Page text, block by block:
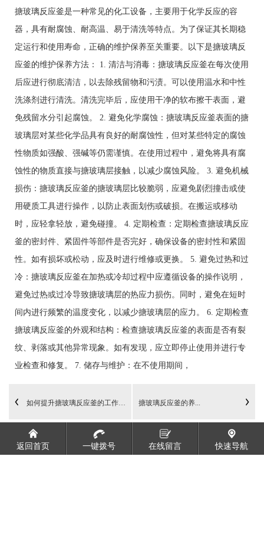
搪玻璃反应釜是一种常见的化工设备，主要用于化学反应的容
器，具有耐腐蚀、耐高温、易于清洗等特点。为了保证其长期稳
定运行和使用寿命，正确的维护保养至关重要。以下是搪玻璃反
应釜的维护保养方法： 1. 清洁与消毒：搪玻璃反应釜在每次使用
后应进行彻底清洁，以去除残留物和污渍。可以使用温水和中性
洗涤剂进行清洗。清洗完毕后，应使用干净的软布擦干表面，避
免残留水分引起腐蚀。 2. 避免化学腐蚀：搪玻璃反应釜表面的搪
玻璃层对某些化学品具有良好的耐腐蚀性，但对某些特定的腐蚀
性物质如强酸、强碱等仍需谨慎。在使用过程中，避免将具有腐
蚀性的物质直接与搪玻璃层接触，以减少腐蚀风险。 3. 避免机械
损伤：搪玻璃反应釜的搪玻璃层比较脆弱，应避免剧烈撞击或使
用硬质工具进行操作，以防止表面划伤或破损。在搬运或移动
时，应轻拿轻放，避免碰撞。 4. 定期检查：定期检查搪玻璃反应
釜的密封件、紧固件等部件是否完好，确保设备的密封性和紧固
性。如有损坏或松动，应及时进行维修或更换。 5. 避免过热和过
冷：搪玻璃反应釜在加热或冷却过程中应遵循设备的操作说明，
避免过热或过冷导致搪玻璃层的热应力损伤。同时，避免在短时
间内进行频繁的温度变化，以减少搪玻璃层的应力。 6. 定期检查
搪玻璃反应釜的外观和结构：检查搪玻璃反应釜的表面是否有裂
纹、剥落或其他异常现象。如有发现，应立即停止使用并进行专
业检查和修复。 7. 储存与维护：在不使用期间，
如何提升搪玻璃反应釜的工作效率？搪玻璃反应釜的养...
返回首页 一键拨号 在线留言 快速导航